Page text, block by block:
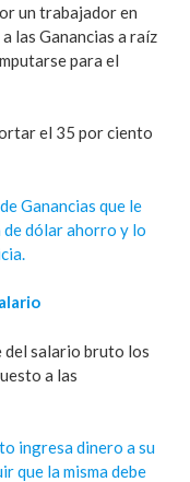
un trabajador en
las Ganancias a raíz
para el
el 35 por ciento
Ganancias que le
dólar ahorro y lo
del salario bruto los
a las
ingresa dinero a su
que la misma debe